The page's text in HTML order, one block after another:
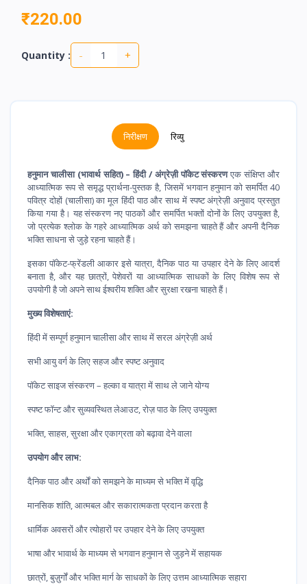
₹220.00
Quantity : - +
निरीक्षण रिव्यु
हनुमान चालीसा (भावार्थ सहित) – हिंदी / अंग्रेज़ी पॉकेट संस्करणएक संक्षिप्त और
आध्यात्मिक रूप से समृद्ध प्रार्थना-पुस्तक है, जिसमें भगवान हनुमान को समर्पित 40
पवित्र दोहों (चालीसा) का मूल हिंदी पाठ और साथ में स्पष्ट अंग्रेज़ी अनुवाद प्रस्तुत
किया गया है। यह संस्करण नए पाठकों और समर्पित भक्तों दोनों के लिए उपयुक्त है,
जो प्रत्येक श्लोक के गहरे आध्यात्मिक अर्थ को समझना चाहते हैं और अपनी दैनिक
भक्ति साधना से जुड़े रहना चाहते हैं।
इसका पॉकेट-फ्रेंडली आकार इसे यात्रा, दैनिक पाठ या उपहार देने के लिए आदर्श
बनाता है, और यह छात्रों, पेशेवरों या आध्यात्मिक साधकों के लिए विशेष रूप से
उपयोगी है जो अपने साथ ईश्वरीय शक्ति और सुरक्षा रखना चाहते हैं।
मुख्य विशेषताएं:
हिंदी में सम्पूर्ण हनुमान चालीसा और साथ में सरल अंग्रेज़ी अर्थ
सभी आयु वर्ग के लिए सहज और स्पष्ट अनुवाद
पॉकेट साइज संस्करण – हल्का व यात्रा में साथ ले जाने योग्य
स्पष्ट फॉन्ट और सुव्यवस्थित लेआउट, रोज़ पाठ के लिए उपयुक्त
भक्ति, साहस, सुरक्षा और एकाग्रता को बढ़ावा देने वाला
उपयोग और लाभ:
दैनिक पाठ और अर्थों को समझने के माध्यम से भक्ति में वृद्धि
मानसिक शांति, आत्मबल और सकारात्मकता प्रदान करता है
धार्मिक अवसरों और त्योहारों पर उपहार देने के लिए उपयुक्त
भाषा और भावार्थ के माध्यम से भगवान हनुमान से जुड़ने में सहायक
छात्रों, बुज़ुर्गों और भक्ति मार्ग के साधकों के लिए उत्तम आध्यात्मिक सहारा